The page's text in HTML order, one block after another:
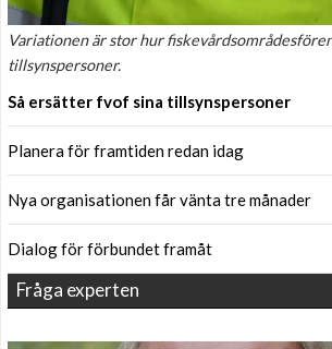
Variationen är stor hur
tillsynspersoner.
Så ersätter fvof sina tillsynspersoner
Planera för framtiden redan idag
Nya organisationen får vänta tre månader
Dialog för förbundet framåt
Fråga experten